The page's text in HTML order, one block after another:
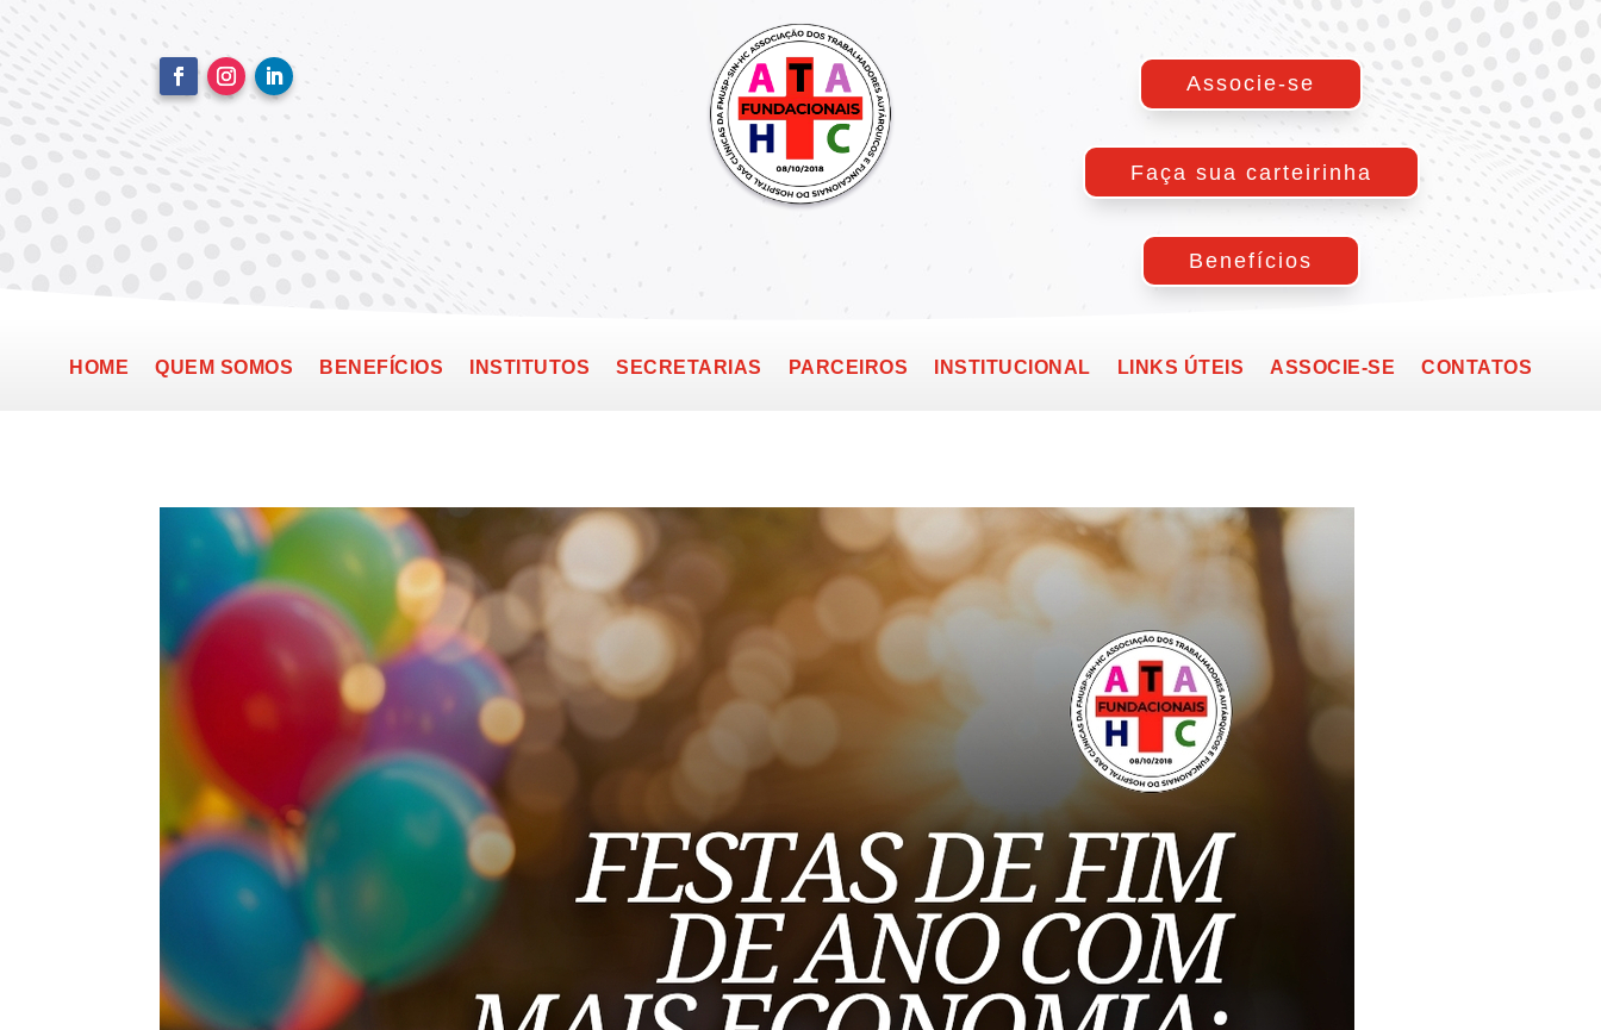
Associe-se
Faça sua carteirinha
Benefícios
HOME QUEM SOMOS BENEFÍCIOS INSTITUTOS SECRETARIAS PARCEIROS INSTITUCIONAL LINKS ÚTEIS ASSOCIE-SE CONTATOS